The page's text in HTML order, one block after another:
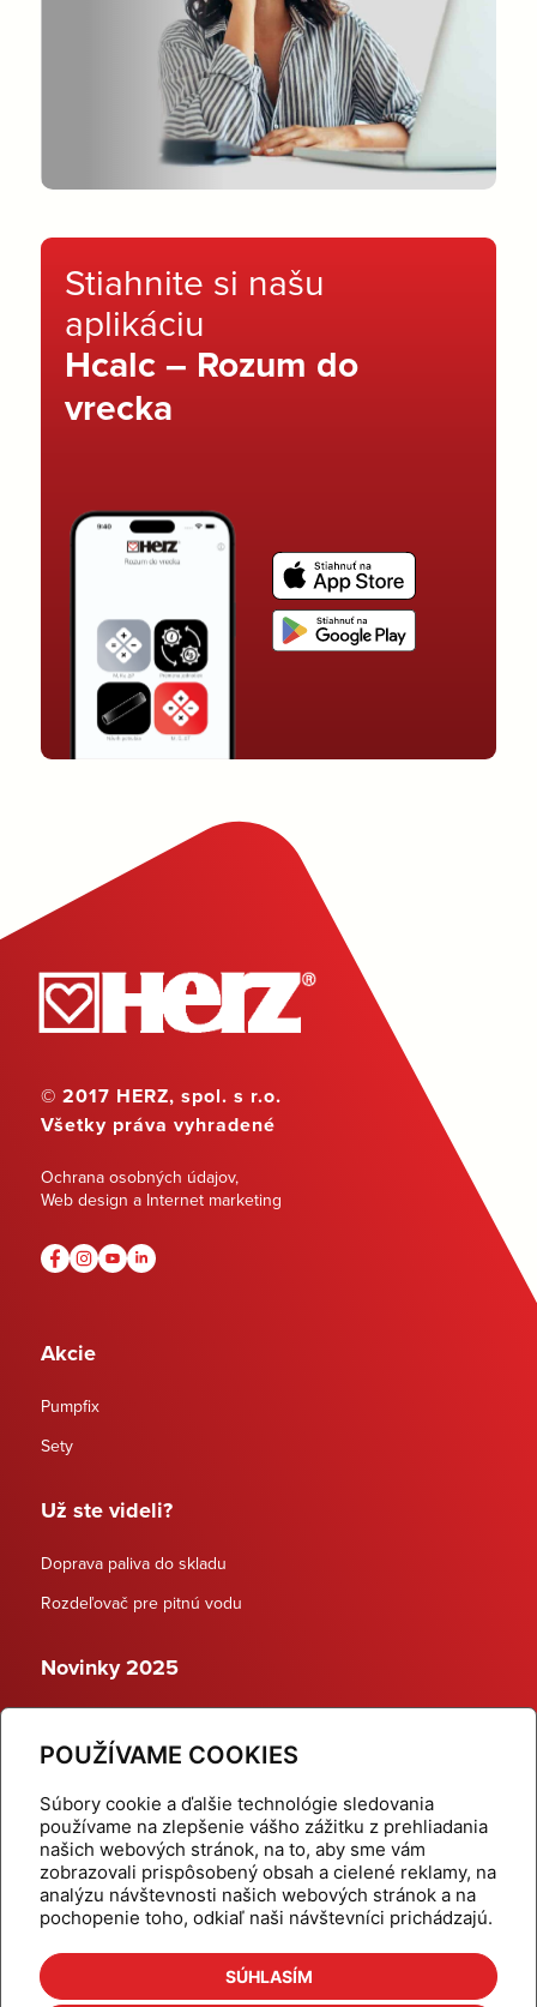
POUŽÍVAME COOKIES
Súbory cookie a ďalšie technológie sledovania
používame na zlepšenie vášho zážitku z prehliadania
našich webových stránok, na to, aby sme vám
zobrazovali prispôsobený obsah a cielené reklamy, na
analýzu návštevnosti našich webových stránok a na
pochopenie toho, odkiaľ naši návštevníci prichádzajú.
SÚHLASÍM
Stiahnite si našu
aplikáciu
Hcalc – Rozum do
vrecka
© 2017 HERZ, spol. s r.o.
Všetky práva vyhradené
Ochrana osobných údajov,
Web design a Internet marketing
Akcie
Pumpfix
Sety
Už ste videli?
Doprava paliva do skladu
Rozdeľovač pre pitnú vodu
Novinky 2025
Dynamické termostatické ventily
Domov
Produkty
Aktuality
Odber šikovné tipy
Kalkulačky
Cenníky
Na stiahnutie
Referencie